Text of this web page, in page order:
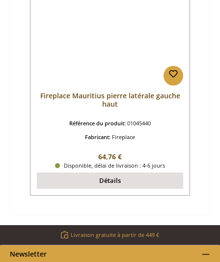
Fireplace Mauritius pierre latérale gauche
haut
Référence du produit: 01045440
Fabricant: Fireplace
Prix régulier :
64,76 €
Disponible, délai de livraison : 4-6 jours
Détails
Livraison gratuite à partir de 449 €
Newsletter